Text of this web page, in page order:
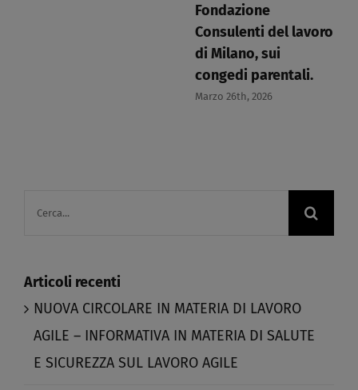
Fondazione
Consulenti del lavoro
di Milano, sui
congedi parentali.​
Marzo 26th, 2026
Articoli recenti
NUOVA CIRCOLARE IN MATERIA DI LAVORO
AGILE – INFORMATIVA IN MATERIA DI SALUTE
E SICUREZZA SUL LAVORO AGILE​